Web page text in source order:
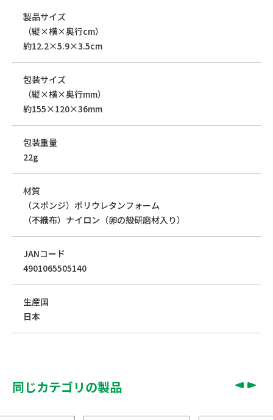
製品サイズ
（縦×横×奥行cm）
約12.2×5.9×3.5cm
包装サイズ
（縦×横×奥行mm）
約155×120×36mm
包装重量
22g
材質
（スポンジ）ポリウレタンフォーム
（不織布）ナイロン（卵の殻研磨材入り）
JANコード
4901065505140
生産国
日本
同じカテゴリの製品